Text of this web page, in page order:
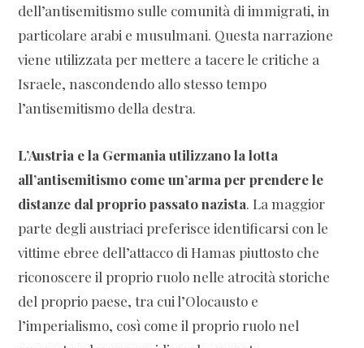
dell’antisemitismo sulle comunità di immigrati, in
particolare arabi e musulmani. Questa narrazione
viene utilizzata per mettere a tacere le critiche a
Israele, nascondendo allo stesso tempo
l’antisemitismo della destra.
L’Austria e la Germania utilizzano la lotta
all’antisemitismo come un’arma per prendere le
distanze dal proprio passato nazista. La maggior
parte degli austriaci preferisce identificarsi con le
vittime ebree dell’attacco di Hamas piuttosto che
riconoscere il proprio ruolo nelle atrocità storiche
del proprio paese, tra cui l’Olocausto e
l’imperialismo, così come il proprio ruolo nel